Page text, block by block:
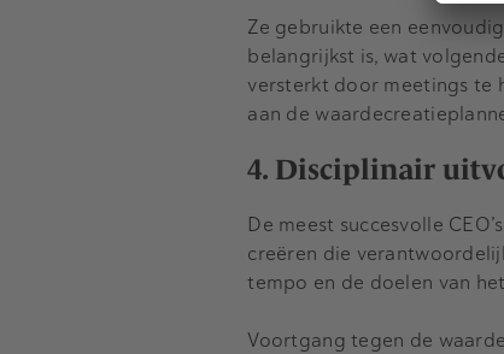
Ze gebruikte een
belangrijkst is, wat
versterkt door meetings te
aan de
4. Disciplinair
De meest succesvolle
creëren die
tempo en de doelen van
Voortgang tegen de